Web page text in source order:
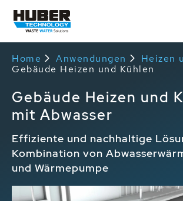
Home Anwendungen
Heizen
Gebäude Heizen und Kühlen
Gebäude Heizen und
mit Abwasser
Effiziente und nachhaltige
Kombination von
und Wärmepumpe